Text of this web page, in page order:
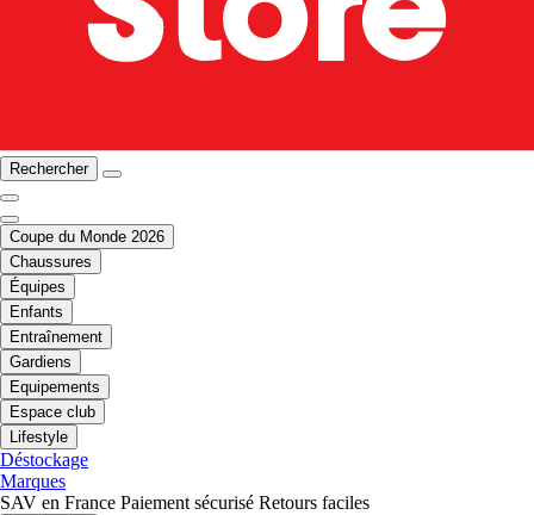
Rechercher
Coupe du Monde 2026
Chaussures
Équipes
Enfants
Entraînement
Gardiens
Equipements
Espace club
Lifestyle
Déstockage
Marques
SAV en France Paiement sécurisé Retours faciles